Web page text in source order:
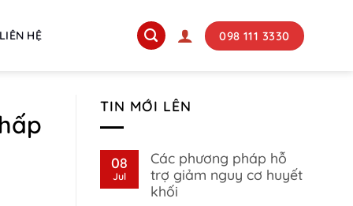
LIÊN HỆ 098 111 3330
TIN MỚI LÊN
08
Jul
Các phương pháp hỗ
trợ giảm nguy cơ huyết
khối